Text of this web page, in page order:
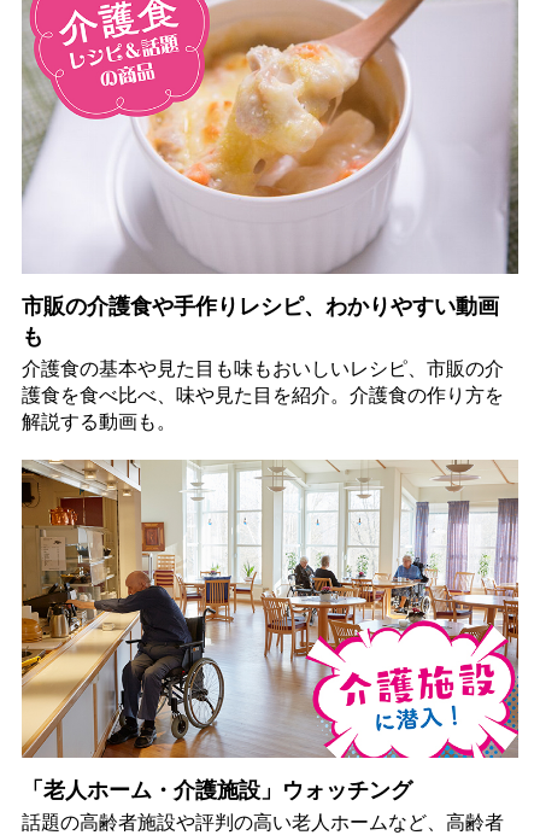
市販の介護食や手作りレシピ、わかりやすい動画
も
介護食の基本や見た目も味もおいしいレシピ、市販の介
護食を食べ比べ、味や見た目を紹介。介護食の作り方を
解説する動画も。
「老人ホーム・介護施設」ウォッチング
話題の高齢者施設や評判の高い老人ホームなど、高齢者